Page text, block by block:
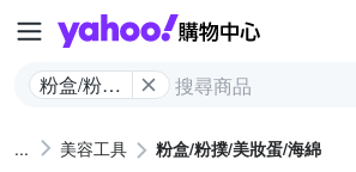
Yahoo購
粉盒/粉撲/
綿 美容工具 粉盒/粉撲/美妝蛋/海綿